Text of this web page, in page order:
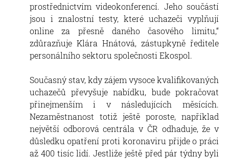
prostřednictvím videokonferencí. Jeho součástí
jsou i znalostní testy, které uchazeči vyplňují
online za přesně daného časového limitu,“
zdůrazňuje Klára Hnátová, zástupkyně ředitele
personálního sektoru společnosti Ekospol.
Současný stav, kdy zájem vysoce kvalifikovaných
uchazečů převyšuje nabídku, bude pokračovat
přinejmenším i v následujících měsících.
Nezaměstnanost totiž ještě poroste, například
největší odborová centrála v ČR odhaduje, že v
důsledku opatření proti koronaviru přijde o práci
až 400 tisíc lidí. Jestliže ještě před pár týdny byli